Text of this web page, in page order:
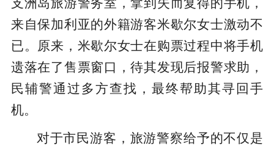
来自保加利亚的外籍游客米歇尔女士激动不
已。原来，米歇尔女士在购票过程中将手机
遗落在了售票窗口，待其发现后报警求助，
民辅警通过多方查找，最终帮助其寻回手
机。
对于市民游客，旅游警察给予的不仅是